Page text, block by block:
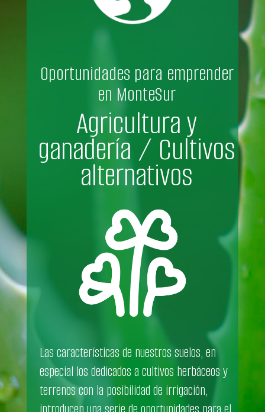
Oportunidades para emprender
en MonteSur
Agricultura y
ganadería / Cultivos
alternativos
Las características de nuestros suelos, en
especial los dedicados a cultivos herbáceos y
terrenos con la posibilidad de irrigación,